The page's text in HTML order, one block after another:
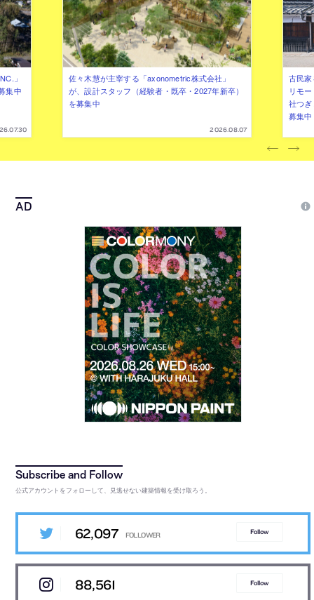
」
集中
佐々木慧が主宰する「axonometric株式会社」
が、設計スタッフ（経験者・既卒・2027年新卒）
を募集中
2026.08.07
古民
リモ
社つ
募集中
公式アカウントをフォローして、見逃せない建築情報を受け取ろう。
62,097 Follow
88,561 Follow